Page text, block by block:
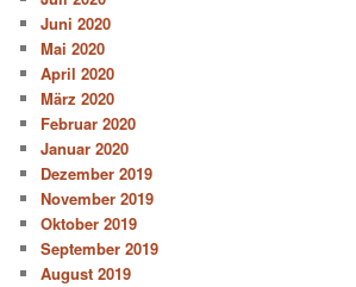
Juni 2020
Mai 2020
April 2020
März 2020
Februar 2020
Januar 2020
Dezember 2019
November 2019
Oktober 2019
September 2019
August 2019